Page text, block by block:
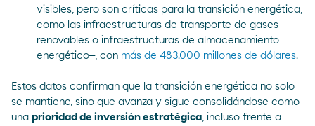
visibles, pero son críticas para la transición energética,
como las infraestructuras de transporte de gases
renovables o infraestructuras de almacenamiento
energético‒, con más de 483.000 millones de dólares.
Estos datos confirman que la transición energética no solo
se mantiene, sino que avanza y sigue consolidándose como
una prioridad de inversión estratégica , incluso frente a